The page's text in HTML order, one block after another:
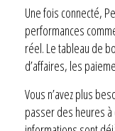
Une fois connecté,
performances
réel. Le tableau de
d’affaires, les
Vous n’avez plus
passer des heures